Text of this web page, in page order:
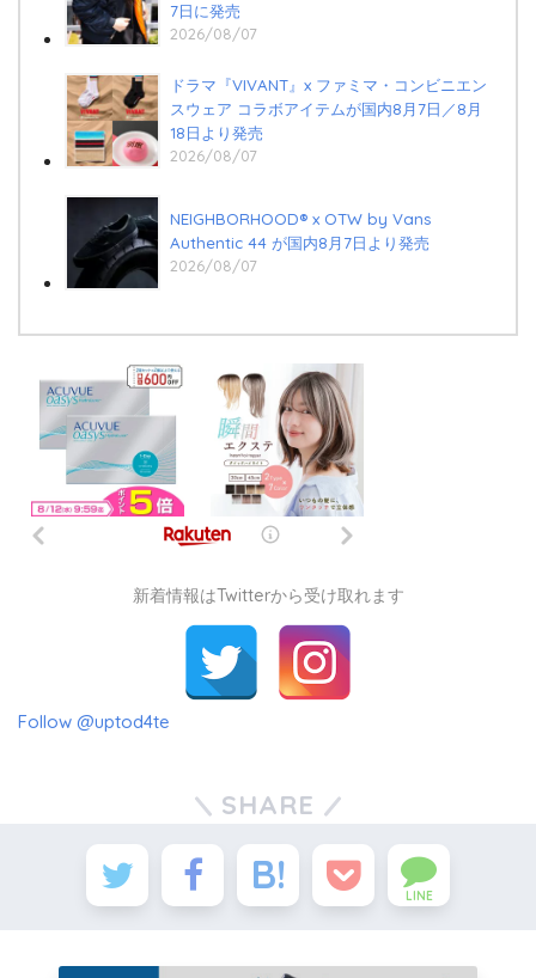
7日に発売
2026/08/07
ドラマ『VIVANT』x ファミマ・コンビニエン
スウェア コラボアイテムが国内8月7日／8月
18日より発売
2026/08/07
NEIGHBORHOOD® x OTW by Vans
Authentic 44 が国内8月7日より発売
2026/08/07
新着情報はTwitterから受け取れます
Follow @uptod4te
SHARE
LINE